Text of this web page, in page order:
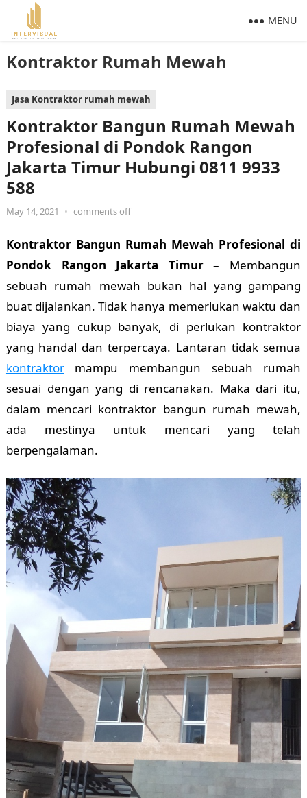
Kontraktor Rumah Mewah
MENU
Jasa Kontraktor rumah mewah
Kontraktor Bangun Rumah Mewah
Profesional di Pondok Rangon
Jakarta Timur Hubungi 0811 9933
588
May 14, 2021 • comments off
Kontraktor Bangun Rumah Mewah Profesional di
Pondok Rangon Jakarta Timur– Membangun
sebuah rumah mewah bukan hal yang gampang
buat dijalankan. Tidak hanya memerlukan waktu dan
biaya yang cukup banyak, di perlukan kontraktor
yang handal dan terpercaya. Lantaran tidak semua
kontraktormampu membangun sebuah rumah
sesuai dengan yang di rencanakan. Maka dari itu,
dalam mencari kontraktor bangun rumah mewah,
ada mestinya untuk mencari yang telah
berpengalaman.